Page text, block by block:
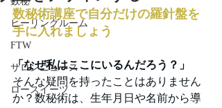
ヒーリングルーム
FTW
サロンニュース
ロースイーツ
数秘術講座で自分だけの羅針盤を
手に入れましょう
「なぜ私はここにいるんだろう？」
そんな疑問を持ったことはありません
か？数秘術は、生年月日や名前から導